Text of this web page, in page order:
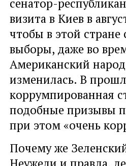
сенатор-
визита в Киев в
чтобы в этой
выборы, даже во
Американский
изменилась. В
коррумпированная
подобные призывы
при этом «очень
Почему же